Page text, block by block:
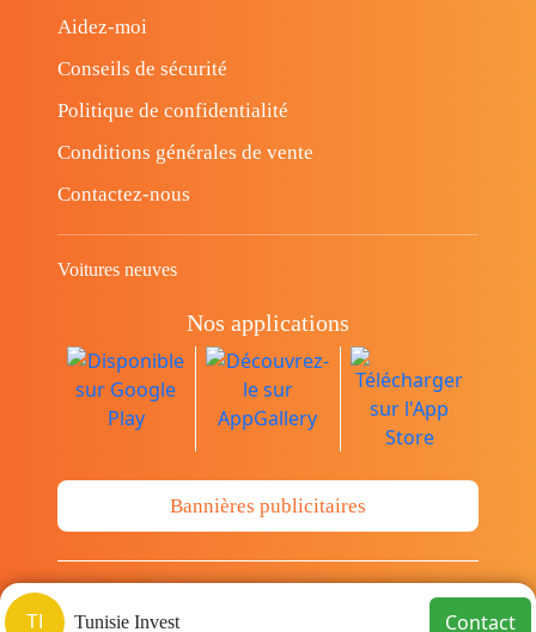
TI Tunisie Invest Contact
Aidez-moi
Conseils de sécurité
Politique de confidentialité
Conditions générales de vente
Contactez-nous
Voitures neuves
Nos applications
Bannières publicitaires
© Copyright 2014-2026 Cava.tn Limited Tous
les droits sont réservés.